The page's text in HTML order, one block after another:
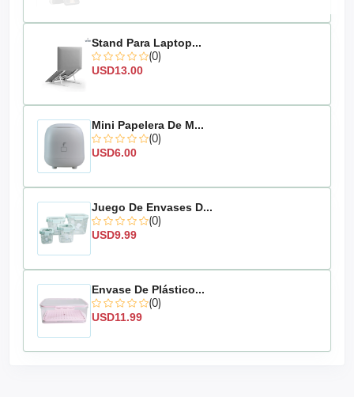
Stand Para Laptop...
(0)
USD13.00
Mini Papelera De M...
(0)
USD6.00
Juego De Envases D...
(0)
USD9.99
Envase De Plástico...
(0)
USD11.99